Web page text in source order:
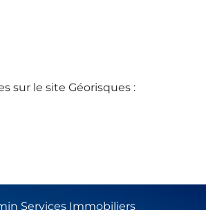
sur le site Géorisques :
Services Immobiliers